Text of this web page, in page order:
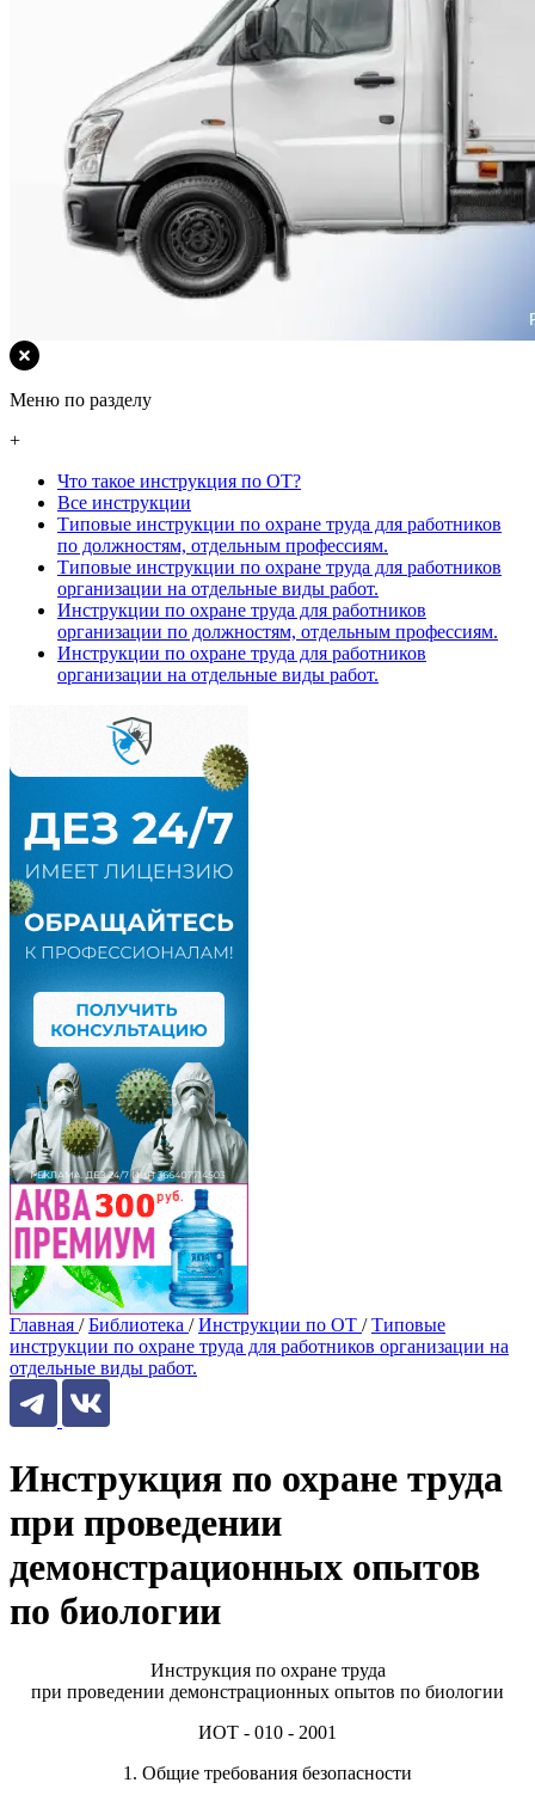
Меню по разделу
+
Что такое инструкция по ОТ?
Все инструкции
Типовые инструкции по охране труда для работников
по должностям, отдельным профессиям.
Типовые инструкции по охране труда для работников
организации на отдельные виды работ.
Инструкции по охране труда для работников
организации по должностям, отдельным профессиям.
Инструкции по охране труда для работников
организации на отдельные виды работ.
Главная / Библиотека / Инструкции по ОТ / Типовые
инструкции по охране труда для работников организации на
отдельные виды работ.
Инструкция по охране труда
при проведении
демонстрационных опытов
по биологии
Инструкция по охране труда
при проведении демонстрационных опытов по биологии
ИОТ - 010 - 2001
1. Общие требования безопасности